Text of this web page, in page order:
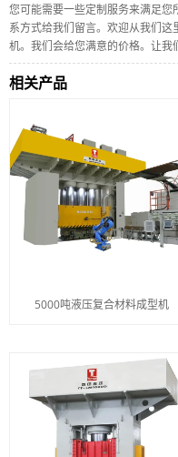
您可能需要一些定制服务来满足
系方式给我们留言。欢迎从我们
机。我们会给您满意的价格。让我
相关产品
5000吨液压复合材料成型机